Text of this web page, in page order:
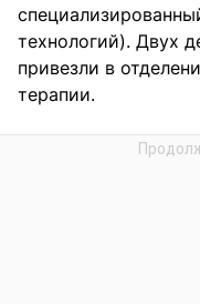
технологий). Двух
привезли в
терапии.